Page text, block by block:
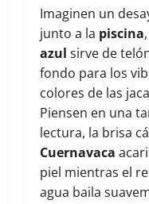
Imaginen un
junto a la piscina
azul sirve de
fondo para los
colores de las
Piensen en una
lectura, la brisa
Cuernavaca
piel mientras el
agua baila